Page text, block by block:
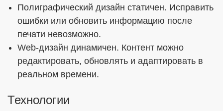
Полиграфический дизайн статичен. Исправить
ошибки или обновить информацию после
печати невозможно.
Web-дизайн динамичен. Контент можно
редактировать, обновлять и адаптировать в
реальном времени.
Технологии